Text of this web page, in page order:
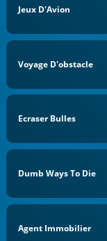
Jeux D'Avion
Voyage D'obstacle
Ecraser Bulles
Dumb Ways To Die
Agent Immobilier